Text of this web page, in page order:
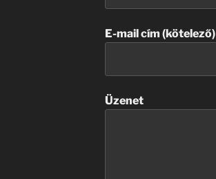
E-mail cím (kötelező)
Üzenet